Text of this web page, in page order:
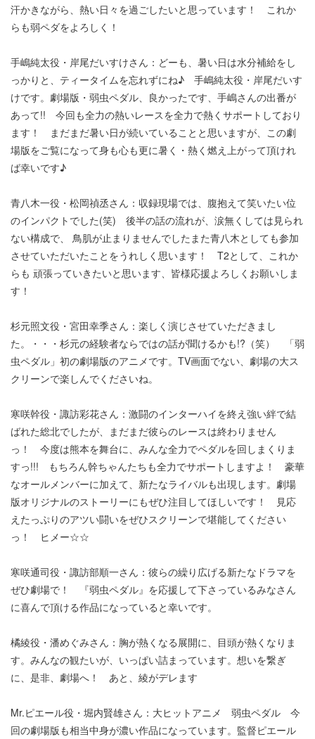
汗かきながら、熱い日々を過ごしたいと思っています！ これか
らも弱ペダをよろしく！
手嶋純太役・岸尾だいすけさん：どーも、暑い日は水分補給をし
っかりと、ティータイムを忘れずにね♪ 手嶋純太役・岸尾だいす
けです。劇場版・弱虫ペダル、良かったです、手嶋さんの出番が
あって!! 今回も全力の熱いレースを全力で熱くサポートしており
ます！ まだまだ暑い日が続いていることと思いますが、この劇
場版をご覧になって身も心も更に暑く・熱く燃え上がって頂けれ
ば幸いです♪
青八木一役・松岡禎丞さん：収録現場では、腹抱えて笑いたい位
のインパクトでした(笑) 後半の話の流れが、涙無くしては見られ
ない構成で、 鳥肌が止まりませんでしたまた青八木としても参加
させていただいたことをうれしく思います！ T2として、これか
らも 頑張っていきたいと思います、皆様応援よろしくお願いしま
す！
杉元照文役・宮田幸季さん：楽しく演じさせていただきまし
た。・・・杉元の経験者ならではの話が聞けるかも!?（笑） 「弱
虫ペダル」初の劇場版のアニメです。TV画面でない、劇場の大ス
クリーンで楽しんでくださいね。
寒咲幹役・諏訪彩花さん：激闘のインターハイを終え強い絆で結
ばれた総北でしたが、まだまだ彼らのレースは終わりません
っ！ 今度は熊本を舞台に、みんな全力でペダルを回しまくりま
すっ!!! もちろん幹ちゃんたちも全力でサポートしますよ！ 豪華
なオールメンバーに加えて、新たなライバルも出現します。劇場
版オリジナルのストーリーにもぜひ注目してほしいです！ 見応
えたっぷりのアツい闘いをぜひスクリーンで堪能してください
っ！ ヒメー☆☆
寒咲通司役・諏訪部順一さん：彼らの繰り広げる新たなドラマを
ぜひ劇場で！ 『弱虫ペダル』を応援して下さっているみなさん
に喜んで頂ける作品になっていると幸いです。
橘綾役・潘めぐみさん：胸が熱くなる展開に、目頭が熱くなりま
す。みんなの観たいが、いっぱい詰まっています。想いを繋ぎ
に、是非、劇場へ！ あと、綾がデレます
Mr.ピエール役・堀内賢雄さん：大ヒットアニメ 弱虫ペダル 今
回の劇場版も相当中身が濃い作品になっています。監督ピエール